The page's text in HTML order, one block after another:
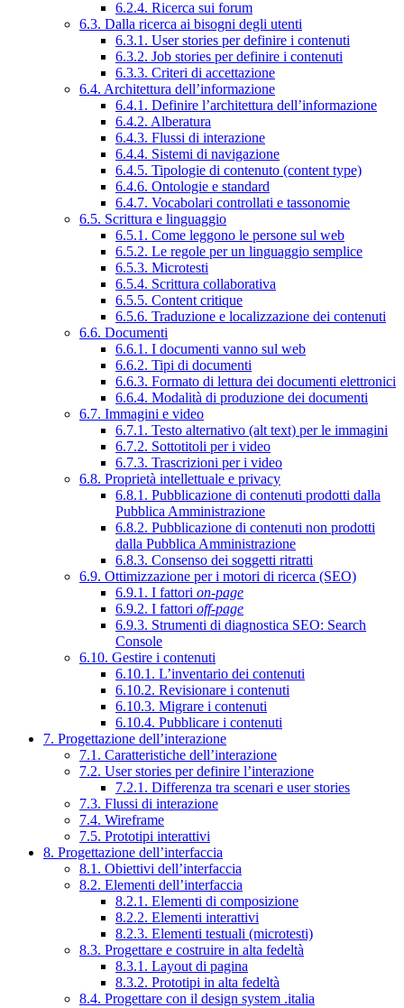
6.2.4. Ricerca sui forum
6.3. Dalla ricerca ai bisogni degli utenti
6.3.1. User stories per definire i contenuti
6.3.2. Job stories per definire i contenuti
6.3.3. Criteri di accettazione
6.4. Architettura dell’informazione
6.4.1. Definire l’architettura dell’informazione
6.4.2. Alberatura
6.4.3. Flussi di interazione
6.4.4. Sistemi di navigazione
6.4.5. Tipologie di contenuto (content type)
6.4.6. Ontologie e standard
6.4.7. Vocabolari controllati e tassonomie
6.5. Scrittura e linguaggio
6.5.1. Come leggono le persone sul web
6.5.2. Le regole per un linguaggio semplice
6.5.3. Microtesti
6.5.4. Scrittura collaborativa
6.5.5. Content critique
6.5.6. Traduzione e localizzazione dei contenuti
6.6. Documenti
6.6.1. I documenti vanno sul web
6.6.2. Tipi di documenti
6.6.3. Formato di lettura dei documenti elettronici
6.6.4. Modalità di produzione dei documenti
6.7. Immagini e video
6.7.1. Testo alternativo (alt text) per le immagini
6.7.2. Sottotitoli per i video
6.7.3. Trascrizioni per i video
6.8. Proprietà intellettuale e privacy
6.8.1. Pubblicazione di contenuti prodotti dalla
Pubblica Amministrazione
6.8.2. Pubblicazione di contenuti non prodotti
dalla Pubblica Amministrazione
6.8.3. Consenso dei soggetti ritratti
6.9. Ottimizzazione per i motori di ricerca (SEO)
6.9.1. I fattori on-page
6.9.2. I fattori off-page
6.9.3. Strumenti di diagnostica SEO: Search
Console
6.10. Gestire i contenuti
6.10.1. L’inventario dei contenuti
6.10.2. Revisionare i contenuti
6.10.3. Migrare i contenuti
6.10.4. Pubblicare i contenuti
7. Progettazione dell’interazione
7.1. Caratteristiche dell’interazione
7.2. User stories per definire l’interazione
7.2.1. Differenza tra scenari e user stories
7.3. Flussi di interazione
7.4. Wireframe
7.5. Prototipi interattivi
8. Progettazione dell’interfaccia
8.1. Obiettivi dell’interfaccia
8.2. Elementi dell’interfaccia
8.2.1. Elementi di composizione
8.2.2. Elementi interattivi
8.2.3. Elementi testuali (microtesti)
8.3. Progettare e costruire in alta fedeltà
8.3.1. Layout di pagina
8.3.2. Prototipi in alta fedeltà
8.4. Progettare con il design system .italia